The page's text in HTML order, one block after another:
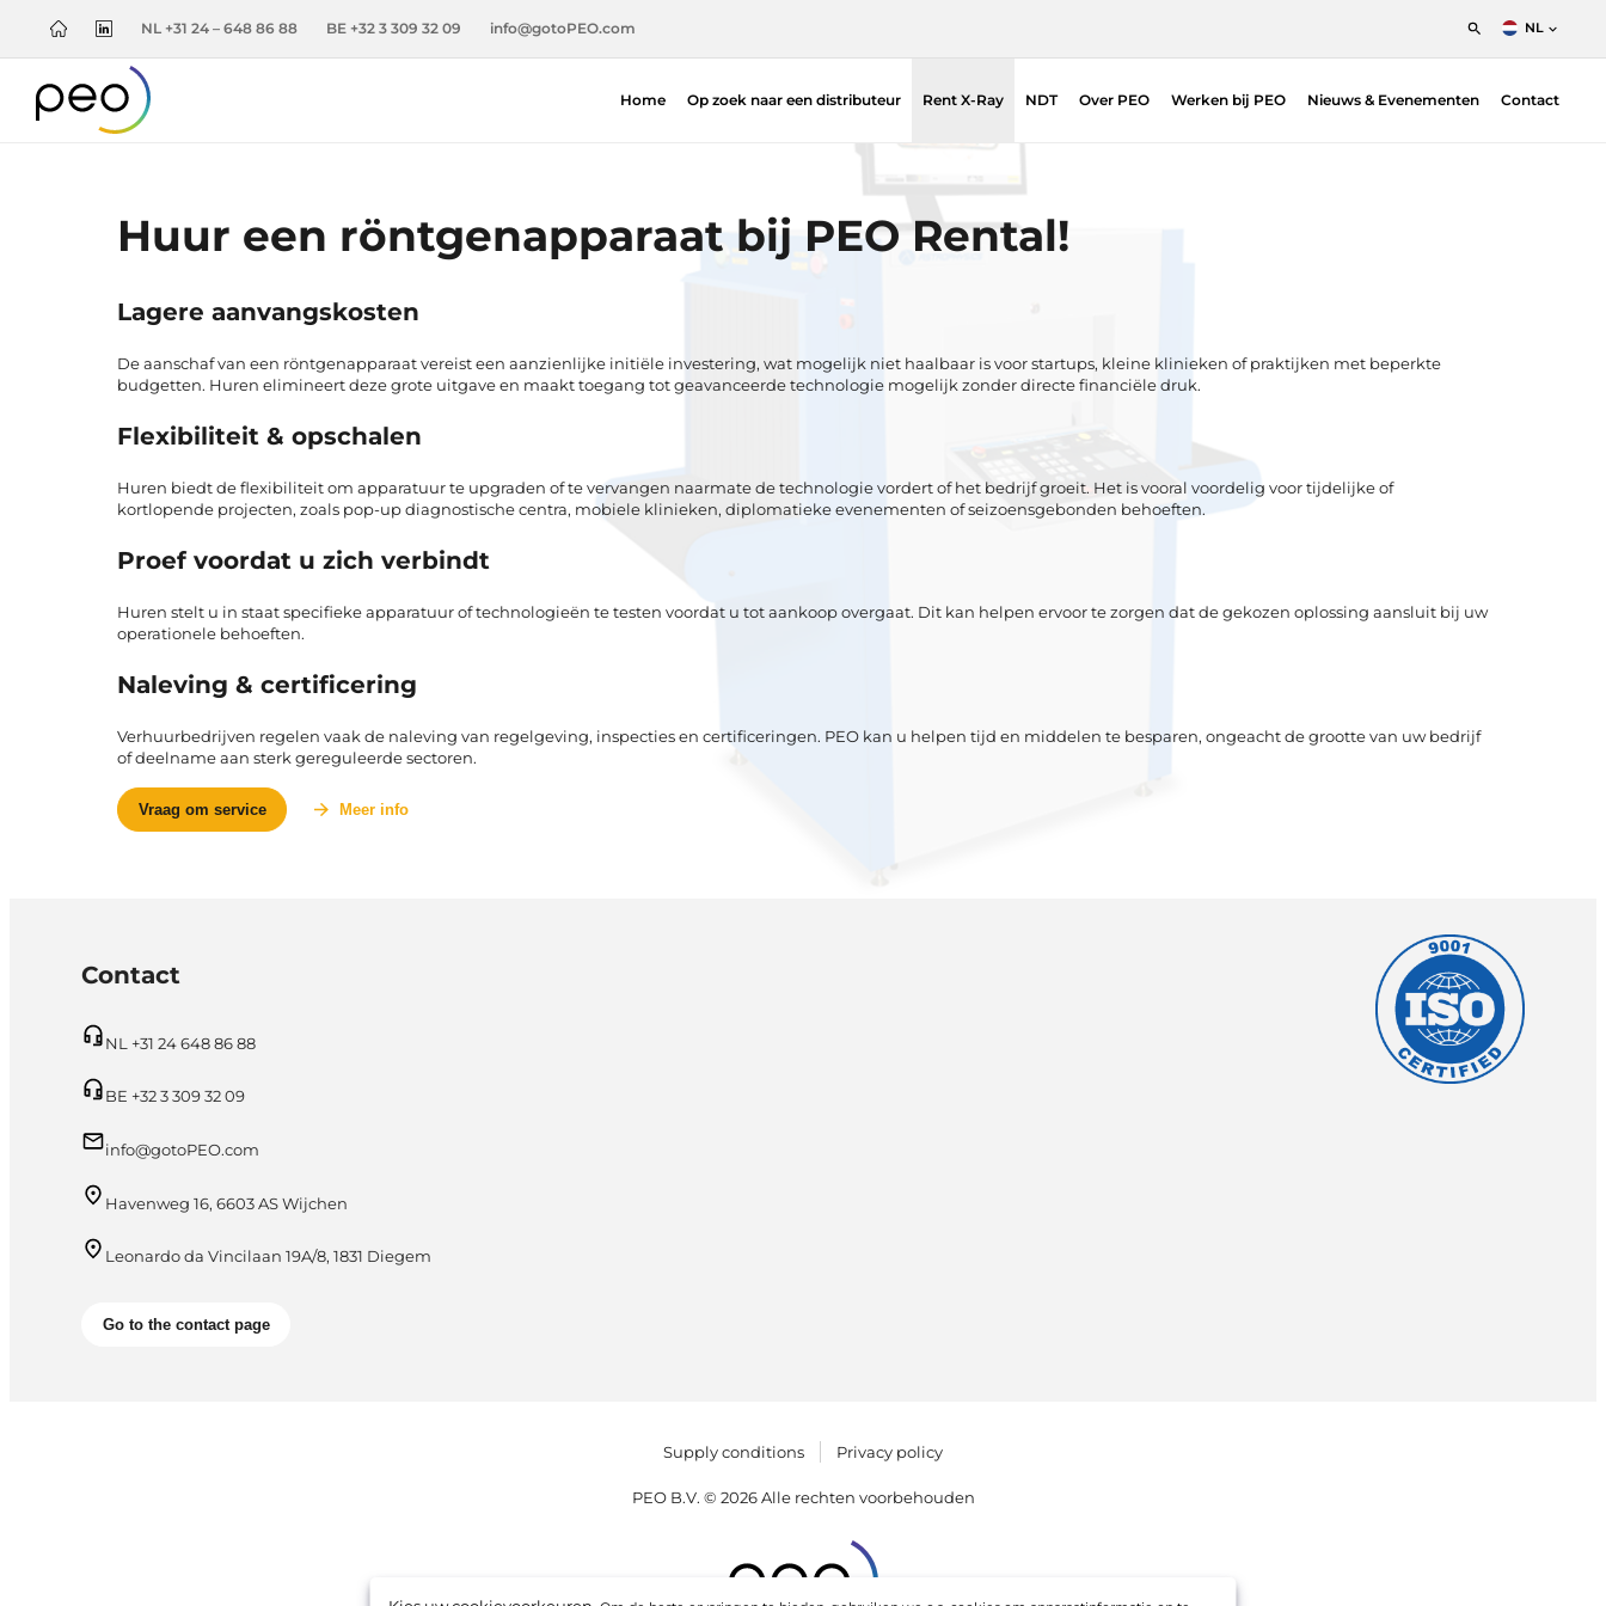
NL +31 24 – 648 86 88 BE +32 3 309 32 09 info@gotoPEO.com NL
English
Nederlands
Home Op zoek naar een distributeur Rent X-Ray NDT Over PEO Werken bij PEO Nieuws & Evenementen Contact
Huur een röntgenapparaat bij PEO Rental!
Lagere aanvangskosten
De aanschaf van een röntgenapparaat vereist een aanzienlijke initiële investering, wat mogelijk niet haalbaar is voor startups, kleine klinieken of praktijken met beperkte
budgetten. Huren elimineert deze grote uitgave en maakt toegang tot geavanceerde technologie mogelijk zonder directe financiële druk.
Flexibiliteit & opschalen
Huren biedt de flexibiliteit om apparatuur te upgraden of te vervangen naarmate de technologie vordert of het bedrijf groeit. Het is vooral voordelig voor tijdelijke of
kortlopende projecten, zoals pop-up diagnostische centra, mobiele klinieken, diplomatieke evenementen of seizoensgebonden behoeften.
Proef voordat u zich verbindt
Huren stelt u in staat specifieke apparatuur of technologieën te testen voordat u tot aankoop overgaat. Dit kan helpen ervoor te zorgen dat de gekozen oplossing aansluit bij uw
operationele behoeften.
Naleving & certificering
Verhuurbedrijven regelen vaak de naleving van regelgeving, inspecties en certificeringen. PEO kan u helpen tijd en middelen te besparen, ongeacht de grootte van uw bedrijf
of deelname aan sterk gereguleerde sectoren.
Vraag om service Meer info
Contact
NL +31 24 648 86 88
BE +32 3 309 32 09
info@gotoPEO.com
Havenweg 16, 6603 AS Wijchen
Leonardo da Vincilaan 19A/8, 1831 Diegem
Go to the contact page
Supply conditions Privacy policy
PEO B.V. © 2026 Alle rechten voorbehouden